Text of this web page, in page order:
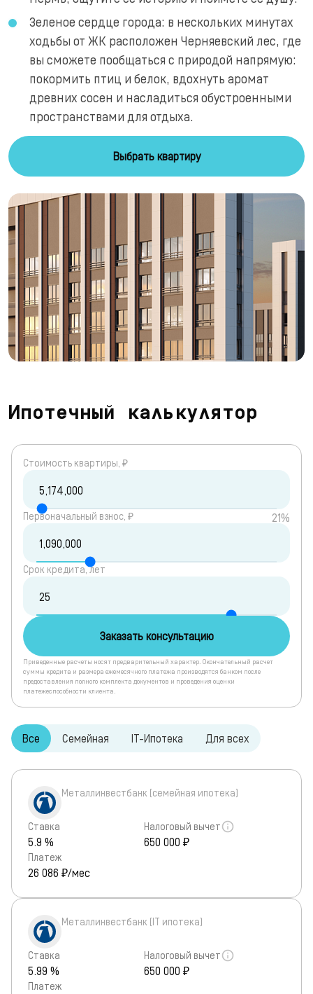
Зеленое сердце города: в нескольких минутах
ходьбы от ЖК расположен Черняевский лес, где
вы сможете пообщаться с природой напрямую:
покормить птиц и белок, вдохнуть аромат
древних сосен и насладиться обустроенными
пространствами для отдыха.
Выбрать квартиру
Ипотечный калькулятор
Cтоимость квартиры, ₽
Первоначальный взнос, ₽ 21%
Срок кредита, лет
Заказать консультацию
Приведенные расчеты носят предварительный характер. Окончательный расчет
суммы кредита и размера ежемесячного платежа производятся банком после
предоставления полного комплекта документов и проведения оценки
платежеспособности клиента.
Все Семейная IT-Ипотека Для всех
Металлинвестбанк (семейная ипотека)
Ставка
5.9 %
Налоговый вычет
650 000 ₽
Платеж
26 086 ₽/мес
Металлинвестбанк (IT ипотека)
Ставка
5.99 %
Налоговый вычет
650 000 ₽
Платеж